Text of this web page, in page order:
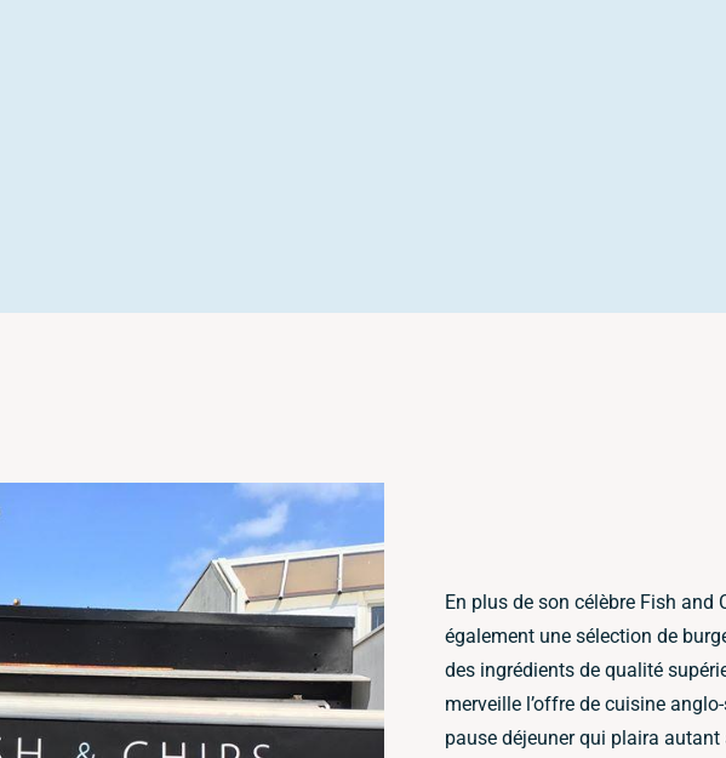
En plus de son célèbre Fish
également une sélection de
des ingrédients de qualité
merveille l’offre de cuisine
pause déjeuner qui plaira